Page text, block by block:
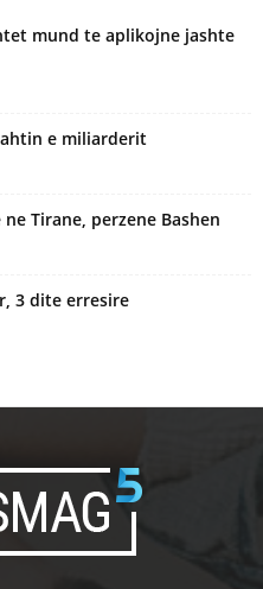
mund te aplikojne jashte
e miliarderit
Tirane, perzene Bashen
3 dite erresire